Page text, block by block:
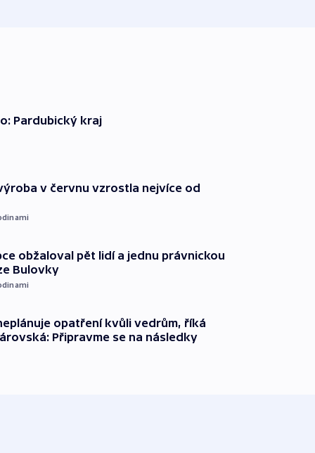
Pardubický kraj
v červnu vzrostla nejvíce od
obžaloval pět lidí a jednu právnickou
Bulovky
opatření kvůli vedrům, říká
Připravme se na následky